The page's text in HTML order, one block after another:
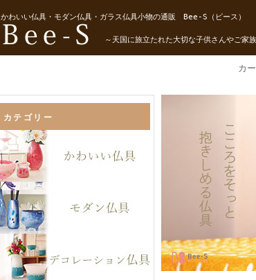
かわいい仏具・モダン仏具・ガラス仏具小物の通販 Bee-S（ビース）
～天国に旅立たれた大切な子供さんやご家
カ
カテゴリー